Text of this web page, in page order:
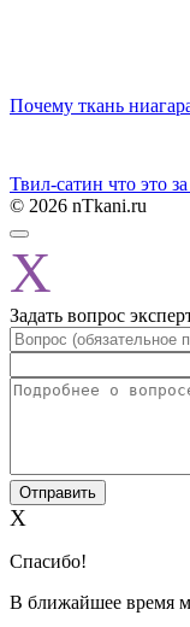
Почему ткань
Твил-сатин что это
© 2026 nTkani.ru
X
Задать вопрос
X
Спасибо!
В ближайшее время